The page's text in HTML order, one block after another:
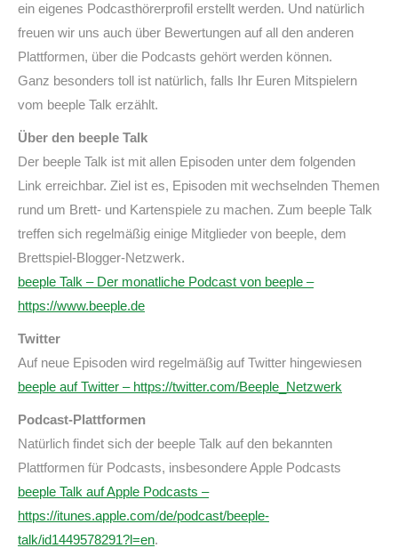
ein eigenes Podcasthörerprofil erstellt werden. Und natürlich
freuen wir uns auch über Bewertungen auf all den anderen
Plattformen, über die Podcasts gehört werden können.
Ganz besonders toll ist natürlich, falls Ihr Euren Mitspielern
vom beeple Talk erzählt.
Über den beeple Talk
Der beeple Talk ist mit allen Episoden unter dem folgenden
Link erreichbar. Ziel ist es, Episoden mit wechselnden Themen
rund um Brett- und Kartenspiele zu machen. Zum beeple Talk
treffen sich regelmäßig einige Mitglieder von beeple, dem
Brettspiel-Blogger-Netzwerk.
beeple Talk – Der monatliche Podcast von beeple –
https://www.beeple.de
Twitter
Auf neue Episoden wird regelmäßig auf Twitter hingewiesen
beeple auf Twitter – https://twitter.com/Beeple_Netzwerk
Podcast-Plattformen
Natürlich findet sich der beeple Talk auf den bekannten
Plattformen für Podcasts, insbesondere Apple Podcasts
beeple Talk auf Apple Podcasts –
https://itunes.apple.com/de/podcast/beeple-
talk/id1449578291?l=en.